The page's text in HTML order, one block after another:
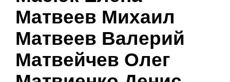
Матвеев Михаил
Матвеев Валерий
Матвейчев Олег